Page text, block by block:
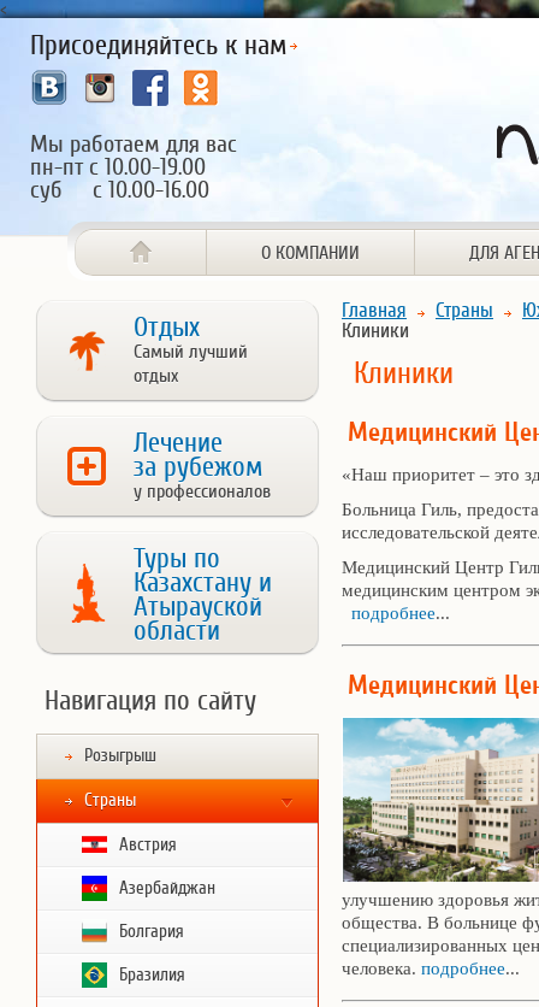
<
Присоединяйтесь к нам
Мы работаем для вас
пн-пт с 10.00-19.00
суб с 10.00-16.00
О КОМПАНИИ ДЛЯ
Отдых
Самый лучший
отдых
Лечение
за рубежом
у профессионалов
Туры по
Казахстану и
Атырауской
области
Навигация по сайту
Розыгрыш
Страны
Австрия
Азербайджан
Болгария
Бразилия
Главная Страны
Клиники
Клиники
Медицинский
«Наш приоритет – это
Больница Гиль,
исследовательской
Медицинский Центр
медицинским центром
подробнее...
Медицинский
улучшению здоровья
общества. В больнице
специализированных
человека. подробнее...